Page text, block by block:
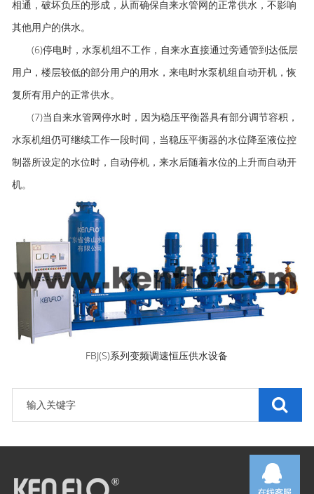
相通，破坏负压的形成，从而确保自来水管网的正常供水，不影响
其他用户的供水。
(6)停电时，水泵机组不工作，自来水直接通过旁通管到达低层
用户，楼层较低的部分用户的用水，来电时水泵机组自动开机，恢
复所有用户的正常供水。
(7)当自来水管网停水时，因为稳压平衡器具有部分调节容积，
水泵机组仍可继续工作一段时间，当稳压平衡器的水位降至液位控
制器所设定的水位时，自动停机，来水后随着水位的上升而自动开
机。
FBJ(S)系列变频调速恒压供水设备